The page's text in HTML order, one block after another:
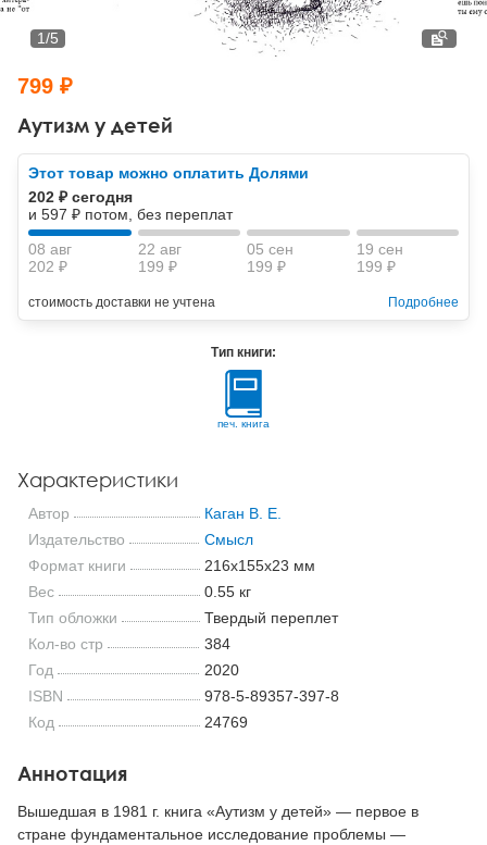
Тревожные расстройства, панические атаки
Другие направления психотерапии
Классический, эриксоновский гипноз и НЛП
НЛП
Психология труда и эргономика
Социальная психология
Социальная и организационная психология
Классический и юнгианский психоанализ
Аутизм у детей
1/5
799 ₽
Этот товар можно оплатить Долями
202 ₽ сегодня
и 597 ₽ потом, без переплат
08 авг
202 ₽
22 авг
199 ₽
05 сен
199 ₽
19 сен
199 ₽
стоимость доставки не учтена Подробнее
Тип книги:
печ. книга
Характеристики
Автор
Каган В. Е.
Издательство
Смысл
Формат книги
216x155x23 мм
Вес
0.55 кг
Тип обложки
Твердый переплет
Кол-во стр
384
Год
2020
ISBN
978-5-89357-397-8
Код
24769
Аннотация
Вышедшая в 1981 г. книга «Аутизм у детей» — первое в
стране фундаментальное исследование проблемы —